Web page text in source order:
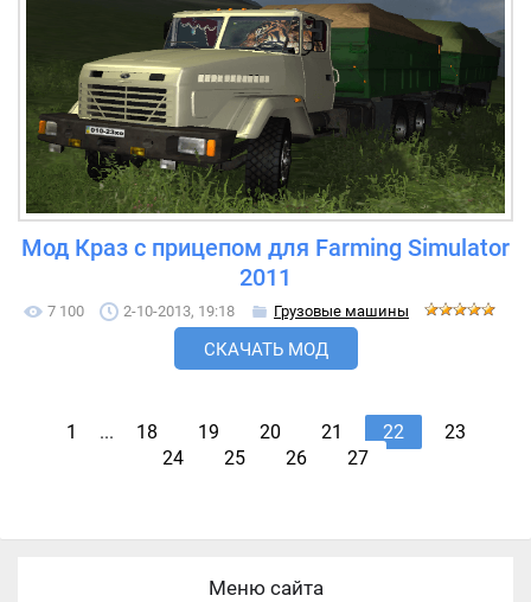
Мод Краз с прицепом для Farming Simulator
2011
7 100 2-10-2013, 19:18 Грузовые машины
СКАЧАТЬ МОД
1 ... 18 19 20 21 22
23
24
25 26 27
Меню сайта